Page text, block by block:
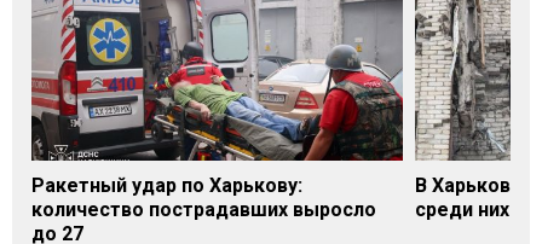
Ракетный удар по Харькову:
количество пострадавших выросло
до 27
В Харькове
среди них -